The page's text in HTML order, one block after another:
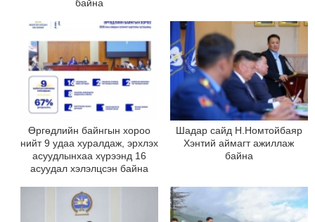
байна
Өргөдлийн байнгын хороо
нийт 9 удаа хуралдаж, эрхлэх
асуудлынхаа хүрээнд 16
асуудал хэлэлцсэн байна
Шадар сайд Н.Номтойбаяр
Хэнтий аймагт ажиллаж
байна